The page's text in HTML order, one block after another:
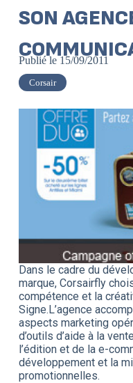
SON
Publié le 15/09/2011
Corsair
Dans le cadre du
marque, Corsairfly
compétence et la
Signe.L’agence
aspects marketing
d’outils d’aide à la
l’édition et de la e-
développement et la
promotionnelles.